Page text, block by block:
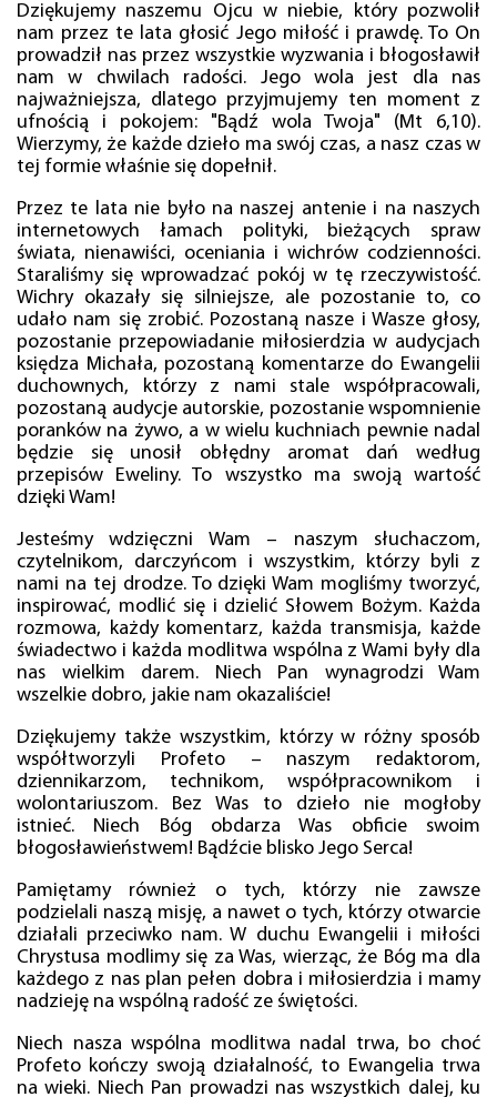
Dziękujemy naszemu Ojcu w niebie, który pozwolił
nam przez te lata głosić Jego miłość i prawdę. To On
prowadził nas przez wszystkie wyzwania i błogosławił
nam w chwilach radości. Jego wola jest dla nas
najważniejsza, dlatego przyjmujemy ten moment z
ufnością i pokojem: "Bądź wola Twoja" (Mt 6,10).
Wierzymy, że każde dzieło ma swój czas, a nasz czas w
tej formie właśnie się dopełnił.
Przez te lata nie było na naszej antenie i na naszych
internetowych łamach polityki, bieżących spraw
świata, nienawiści, oceniania i wichrów codzienności.
Staraliśmy się wprowadzać pokój w tę rzeczywistość.
Wichry okazały się silniejsze, ale pozostanie to, co
udało nam się zrobić. Pozostaną nasze i Wasze głosy,
pozostanie przepowiadanie miłosierdzia w audycjach
księdza Michała, pozostaną komentarze do Ewangelii
duchownych, którzy z nami stale współpracowali,
pozostaną audycje autorskie, pozostanie wspomnienie
poranków na żywo, a w wielu kuchniach pewnie nadal
będzie się unosił obłędny aromat dań według
przepisów Eweliny. To wszystko ma swoją wartość
dzięki Wam!
Jesteśmy wdzięczni Wam – naszym słuchaczom,
czytelnikom, darczyńcom i wszystkim, którzy byli z
nami na tej drodze. To dzięki Wam mogliśmy tworzyć,
inspirować, modlić się i dzielić Słowem Bożym. Każda
rozmowa, każdy komentarz, każda transmisja, każde
świadectwo i każda modlitwa wspólna z Wami były dla
nas wielkim darem. Niech Pan wynagrodzi Wam
wszelkie dobro, jakie nam okazaliście!
Dziękujemy także wszystkim, którzy w różny sposób
współtworzyli Profeto – naszym redaktorom,
dziennikarzom, technikom, współpracownikom i
wolontariuszom. Bez Was to dzieło nie mogłoby
istnieć. Niech Bóg obdarza Was obficie swoim
błogosławieństwem! Bądźcie blisko Jego Serca!
Pamiętamy również o tych, którzy nie zawsze
podzielali naszą misję, a nawet o tych, którzy otwarcie
działali przeciwko nam. W duchu Ewangelii i miłości
Chrystusa modlimy się za Was, wierząc, że Bóg ma dla
każdego z nas plan pełen dobra i miłosierdzia i mamy
nadzieję na wspólną radość ze świętości.
Niech nasza wspólna modlitwa nadal trwa, bo choć
Profeto kończy swoją działalność, to Ewangelia trwa
na wieki. Niech Pan prowadzi nas wszystkich dalej, ku